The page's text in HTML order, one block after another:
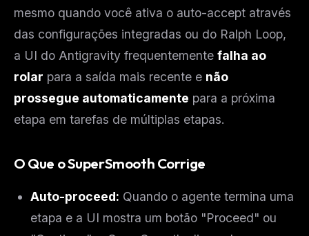
mesmo quando você ativa o auto-accept através
das configurações integradas ou do Ralph Loop,
a UI do Antigravity frequentemente falha ao
rolar para a saída mais recente e não
prossegue automaticamente para a próxima
etapa em tarefas de múltiplas etapas.
O Que o SuperSmooth Corrige
Auto-proceed: Quando o agente termina uma
etapa e a UI mostra um botão "Proceed" ou
THIS WEEK'S DIGEST
Rules & workflow pack